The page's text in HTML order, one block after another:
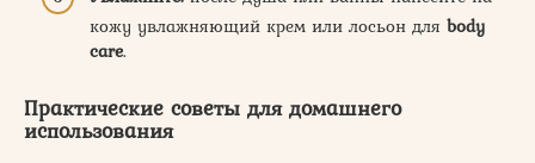
кожу увлажняющий крем или лосьон для body
care.
Практические советы для домашнего
использования